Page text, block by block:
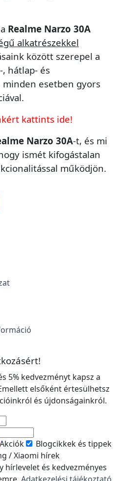
Realme Narzo 30A
alkatrészekkel
között szerepel a
hátlap- és
minden esetben gyors
kattints ide!
Narzo 30A-t, és mi
ismét kifogástalan
működjön.
5% kedvezményt kapsz a
elsőként értesülhetsz
és újdonságainkról.
Akciók
Blogcikkek és tippek
/ Xiaomi hírek
hírlevelet és kedvezményes